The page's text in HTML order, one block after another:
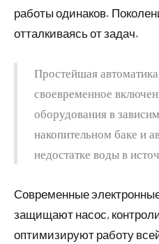
работы одинаков.
отталкиваясь от задач.
Простейшая
своевременное
оборудования в
накопительном баке и
недостатке воды в
Современные
защищают насос,
оптимизируют работу